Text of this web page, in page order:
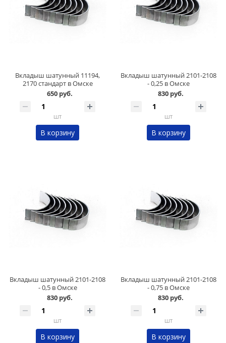
Вкладыш шатунный 11194,
2170 стандарт в Омске
650 руб.
шт
В корзину
Вкладыш шатунный 2101-2108
- 0,25 в Омске
830 руб.
шт
В корзину
Вкладыш шатунный 2101-2108
- 0,5 в Омске
830 руб.
шт
В корзину
Вкладыш шатунный 2101-2108
- 0,75 в Омске
830 руб.
шт
В корзину